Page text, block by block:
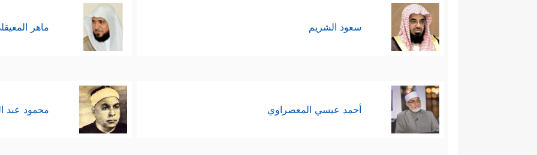
سعود الشريم ماهر
أحمد عيسي المعصراوي محمود عبد